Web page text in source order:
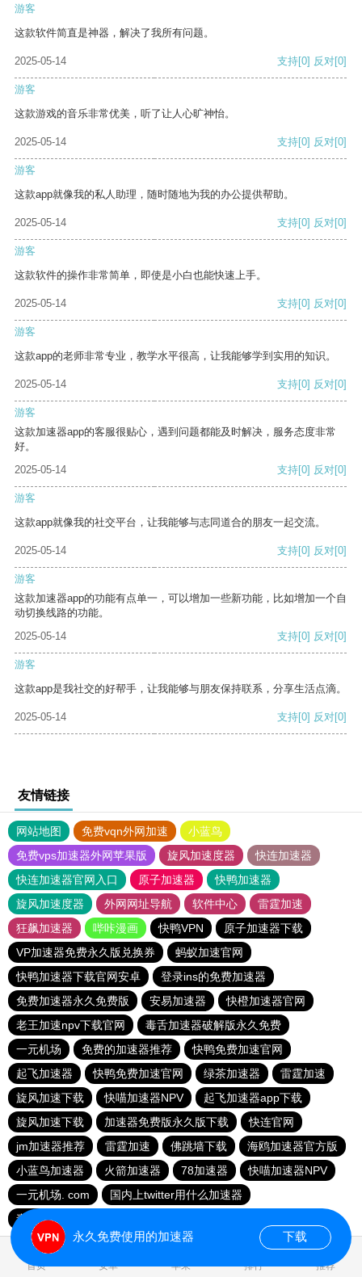
游客
这款软件简直是神器，解决了我所有问题。
2025-05-14 支持[0] 反对[0]
游客
这款游戏的音乐非常优美，听了让人心旷神怡。
2025-05-14 支持[0] 反对[0]
游客
这款app就像我的私人助理，随时随地为我的办公提供帮助。
2025-05-14 支持[0] 反对[0]
游客
这款软件的操作非常简单，即使是小白也能快速上手。
2025-05-14 支持[0] 反对[0]
游客
这款app的老师非常专业，教学水平很高，让我能够学到实用的知识。
2025-05-14 支持[0] 反对[0]
游客
这款加速器app的客服很贴心，遇到问题都能及时解决，服务态度非常
好。
2025-05-14
支持[0] 反对[0]
游客
这款app就像我的社交平台，让我能够与志同道合的朋友一起交流。
2025-05-14 支持[0] 反对[0]
游客
这款加速器app的功能有点单一，可以增加一些新功能，比如增加一个自
动切换线路的功能。
2025-05-14
支持[0] 反对[0]
游客
这款app是我社交的好帮手，让我能够与朋友保持联系，分享生活点滴。
2025-05-14 支持[0] 反对[0]
友情链接
网站地图 免费vqn外网加速
小蓝鸟
免费vps加速器外网苹果版
旋风加速度器
快连加速器
快连加速器官网入口
原子加速器
快鸭加速器
旋风加速度器
外网网址导航 软件中心
雷霆加速
狂飙加速器
哔咔漫画 快鸭VPN
原子加速器下载
VP加速器免费永久版兑换券
蚂蚁加速官网
快鸭加速器下载官网安卓
登录ins的免费加速器
免费加速器永久免费版
安易加速器
快橙加速器官网
老王加速npv下载官网
毒舌加速器破解版永久免费
一元机场
免费的加速器推荐
快鸭免费加速官网
起飞加速器
快鸭免费加速官网 绿茶加速器
雷霆加速
旋风加速下载
快喵加速器NPV
起飞加速器app下载
旋风加速下载
加速器免费版永久版下载
快连官网
jm加速器推荐
雷霆加速 佛跳墙下载
海鸥加速器官方版
小蓝鸟加速器
火箭加速器 78加速器
快喵加速器NPV
一元机场. com
国内上twitter用什么加速器
毒舌加速器破解版永久免费
首页 安卓 苹果 排行 推荐
永久免费使用的加速器 下载
0.020661s